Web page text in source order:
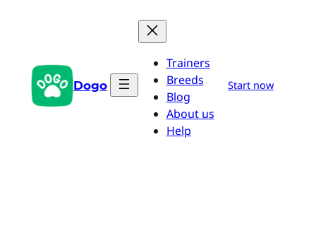
Dogo
Trainers
Breeds
Blog
About us
Help
Start now